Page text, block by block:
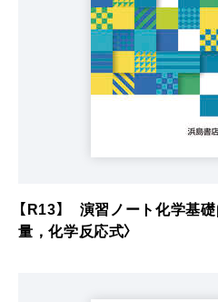
【R13】 演習ノート化学基
量，化学反応式〉